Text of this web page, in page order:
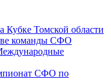
Кубке Томской области
команды СФО
СФО по